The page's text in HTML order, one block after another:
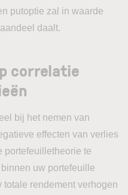
putoptie zal in waarde
daalt.
correlatie
bij het nemen van
effecten van verlies
portefeuilletheorie te
uw portefeuille
rendement verhogen